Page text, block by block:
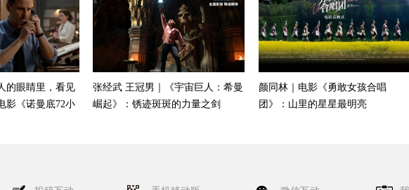
的眼睛里，看见
《诺曼底72小
张经武 王冠男｜《宇宙巨人：希曼
崛起》：锈迹斑斑的力量之剑
颜同林｜电影《勇敢女孩合唱
团》：山里的星星最明亮